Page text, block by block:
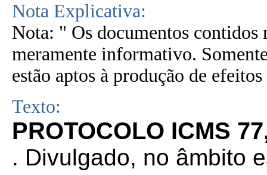
Nota Explicativa:
Nota: " Os documentos contidos
meramente informativo.
estão aptos à produção de
Texto:
PROTOCOLO ICMS
. Divulgado, no âmbito